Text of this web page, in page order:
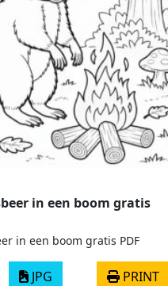
in een boom gratis
in een boom gratis PDF
JPG PRINT